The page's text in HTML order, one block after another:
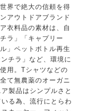
界で絶大の信頼を得
アウトドアブランド
衣料品の素材は、自
ラ」「キャプリー
」ペットボトル再生
チラ」など、環境に
用。Tシャツなどの
て無農薬のオーガニ
製品はシンプルさと
る為、流行にとらわ